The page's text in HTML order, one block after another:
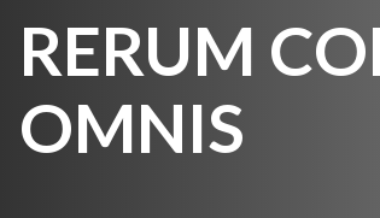
RERUM
OMNIS